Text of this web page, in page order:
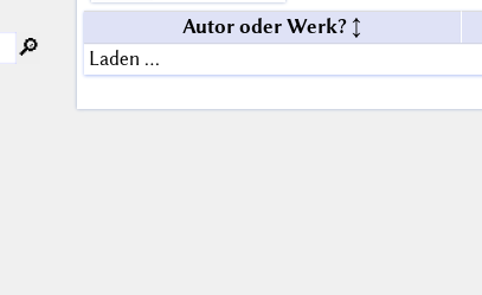
🔎︎
Autor oder Werk?
Laden …